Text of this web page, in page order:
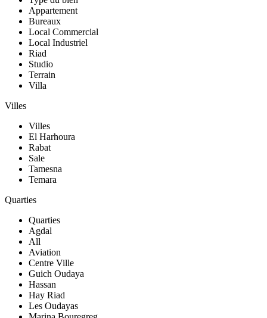
Appartement
Bureaux
Local Commercial
Local Industriel
Riad
Studio
Terrain
Villa
Villes
Villes
El Harhoura
Rabat
Sale
Tamesna
Temara
Quarties
Quarties
Agdal
All
Aviation
Centre Ville
Guich Oudaya
Hassan
Hay Riad
Les Oudayas